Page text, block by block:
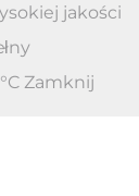
jakości
Zamknij